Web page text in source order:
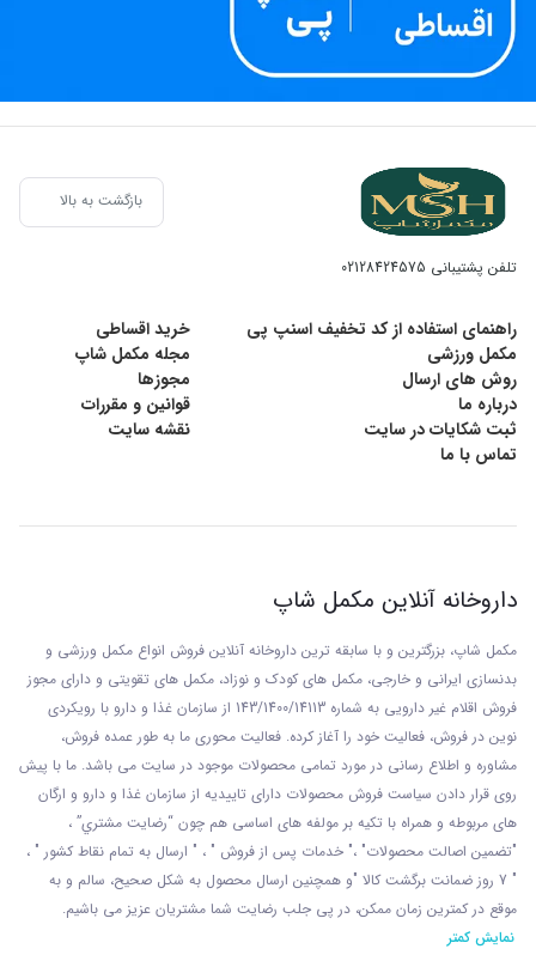
بازگشت به بالا
تلفن پشتیبانی 02128424575
راهنمای استفاده از کد تخفیف اسنپ پی
خرید اقساطی
مکمل ورزشی
مجله مکمل شاپ
روش های ارسال
مجوزها
درباره ما
قوانین و مقررات
ثبت شکایات در سایت
نقشه سایت
تماس با ما
داروخانه آنلاین مکمل شاپ
مکمل شاپ، بزرگترین و با سابقه ترین داروخانه آنلاین فروش انواع مکمل ورزشی و
بدنسازی ایرانی و خارجی، مکمل های کودک و نوزاد، مکمل های تقویتی و دارای مجوز
فروش اقلام غیر دارویی به شماره 143/1400/14113 از
سازمان غذا و دارو با رويکردی
نوين در فروش، فعاليت خود را آغاز کرده. فعاليت محوری ما به طور عمده فروش،
مشاوره و اطلاع رسانی در مورد تمامی محصولات موجود در سایت می باشد. ما با پيش
روی قرار دادن سياست فروش محصولات دارای تاييديه از سازمان غذا و دارو و ارگان
های مربوطه و همراه با تکيه بر مولفه های اساسی هم چون “رضايت مشتري” ،
"تضمين اصالت محصولات" ،" خدمات پس از فروش " ، " ارسال به تمام نقاط کشور " ،
" 7 روز ضمانت برگشت کالا "و همچنين ارسال محصول به شکل صحيح، سالم و به
موقع در کمترين زمان ممکن، در پی جلب رضايت شما مشتريان عزیز می باشيم.
نمایش کمتر